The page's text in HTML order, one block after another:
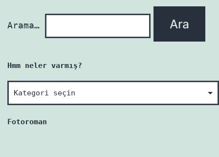
Arama…
Hmm neler varmış?
Hmm
neler
varmış?
Fotoroman